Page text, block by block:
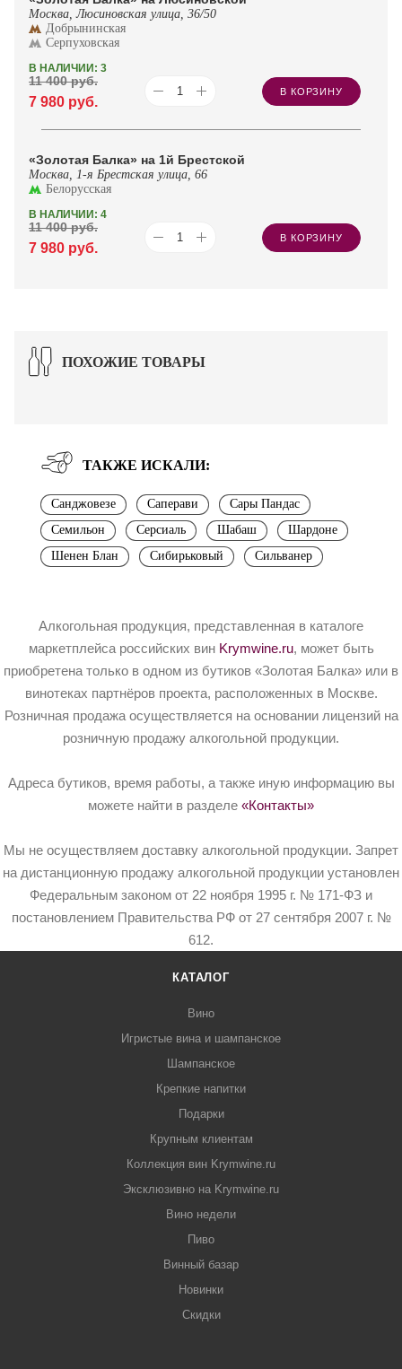
Москва, Люсиновская улица, 36/50
Добрынинская
Серпуховская
В НАЛИЧИИ: 3
7 980 руб.
11 400руб.
В КОРЗИНУ
«Золотая Балка» на 1й Брестской
Москва, 1-я Брестская улица, 66
Белорусская
В НАЛИЧИИ: 4
7 980 руб.
11 400руб.
В КОРЗИНУ
ПОХОЖИЕ ТОВАРЫ
ТАКЖЕ ИСКАЛИ:
Санджовезе Саперави
Сары Пандас
Семильон
Серсиаль Шабаш
Шардоне
Шенен Блан
Сибирьковый Сильванер
Алкогольная продукция, представленная в каталоге
маркетплейса российских вин Krymwine.ru, может быть
приобретена только в одном из бутиков «Золотая Балка» или в
винотеках партнёров проекта, расположенных в Москве.
Розничная продажа осуществляется на основании лицензий на
розничную продажу алкогольной продукции.
Адреса бутиков, время работы, а также иную информацию вы
можете найти в разделе «Контакты»
Мы не осуществляем доставку алкогольной продукции. Запрет
на дистанционную продажу алкогольной продукции установлен
Федеральным законом от 22 ноября 1995 г. № 171-ФЗ и
постановлением Правительства РФ от 27 сентября 2007 г. №
612.
КАТАЛОГ
Вино
Игристые вина и шампанское
Шампанское
Крепкие напитки
Подарки
Крупным клиентам
Коллекция вин Krymwine.ru
Эксклюзивно на Krymwine.ru
Вино недели
Пиво
Винный базар
Новинки
Скидки